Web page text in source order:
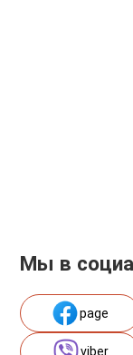
Мы в
page
viber